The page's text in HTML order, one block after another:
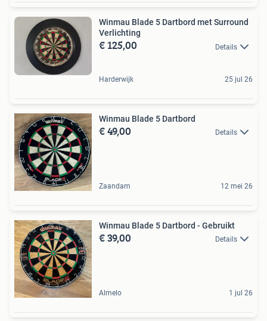
Winmau Blade 5 Dartbord met Surround
Verlichting
€ 125,00 Details
Harderwijk 25 jul 26
Winmau Blade 5 Dartbord
€ 49,00 Details
Zaandam 12 mei 26
Winmau Blade 5 Dartbord - Gebruikt
€ 39,00 Details
Almelo 1 jul 26